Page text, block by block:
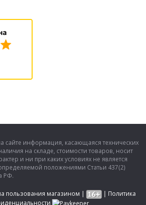
сайте информация, касающаяся технических
на складе, стоимости товаров, носит
и ни при каких условиях не является
положениями Статьи 437(2)
РФ.
пользования магазином | | Политика